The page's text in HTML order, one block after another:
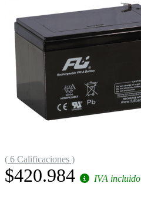
( 6 Calificaciones )
$420.984 IVA incluido